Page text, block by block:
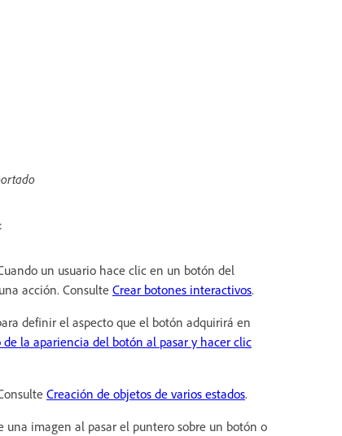
un usuario hace clic en un botón del
acción. ConsulteCrear botones interactivos.
definir el aspecto que el botón adquirirá en
de la apariencia del botón al pasar y hacer clic
Creación de objetos de varios estados.
una imagen al pasar el puntero sobre un botón o